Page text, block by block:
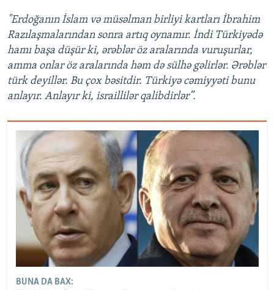
"Erdoğanın İslam və müsəlman birliyi kartları İbrahim
Razılaşmalarından sonra artıq oynamır. İndi Türkiyədə
hamı başa düşür ki, ərəblər öz aralarında vuruşurlar,
amma onlar öz aralarında həm də sülhə gəlirlər. Ərəblər
türk deyillər. Bu çox bəsitdir. Türkiyə cəmiyyəti bunu
anlayır. Anlayır ki, israillilər qalibdirlər”.
BUNA DA BAX: